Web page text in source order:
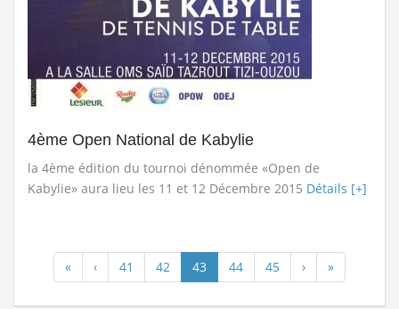
4ème Open National de Kabylie
la 4ème édition du tournoi dénommée «Open de
Kabylie» aura lieu les 11 et 12 Décembre 2015 Détails [+]
« ‹ 41 42 43 44 45 › »